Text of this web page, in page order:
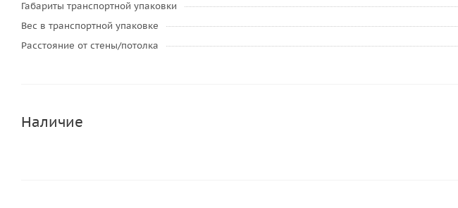
Габариты транспортной упаковки
Вес в транспортной упаковке
Расстояние от стены/потолка
Наличие